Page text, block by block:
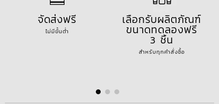
จัดส่งฟรี
ไม่มีขั้นต่ำ
เลือกรับผลิตภัณฑ์
ขนาดทดลองฟรี
3 ชิ้น
สำหรับทุกคำสั่งซื้อ